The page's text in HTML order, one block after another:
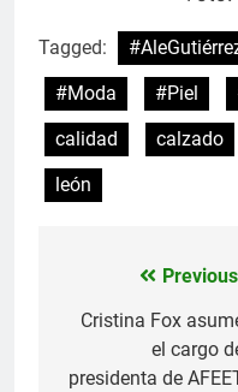
Tagged:
#Moda
#Piel
calidad
calzado
león
Navegación
de
entradas
Cristina Fox
el cargo
presidenta de